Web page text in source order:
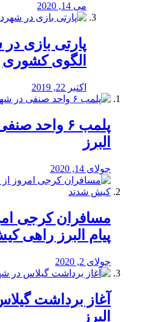
می 14, 2020
پارتی بازی
الگوی کشوری
اکتبر 22, 2019
پلمب ۶
البرز
جولای 14, 2020
مسافران کرجی
پیام البرز راهی
جولای 2, 2020
آغاز برداشت
البرز